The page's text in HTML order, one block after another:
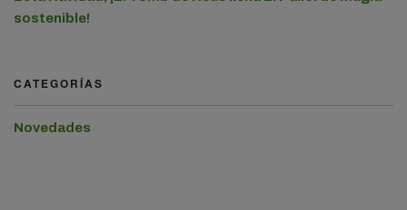
sostenible!
CATEGORÍAS
Novedades